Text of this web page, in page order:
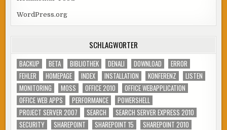
WordPress.org
SCHLAGWÖRTER
BACKUP BETA BIBLIOTHEK DENALI DOWNLOAD
ERROR
FEHLER
HOMEPAGE INDEX INSTALLATION KONFERENZ
LISTEN
MONITORING
MOSS OFFICE 2010
OFFICE WEBAPPLICATION
OFFICE WEB APPS
PERFORMANCE
POWERSHELL
PROJECT SERVER 2007
SEARCH
SEARCH SERVER EXPRESS 2010
SECURITY
SHAREPOINT SHAREPOINT 15
SHAREPOINT 2010